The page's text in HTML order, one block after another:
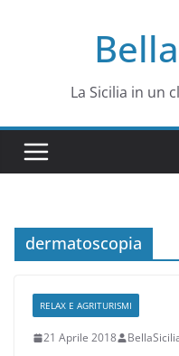
La Sicilia in un
dermatoscopia
RELAX E AGRITURISMI
21 Aprile 2018